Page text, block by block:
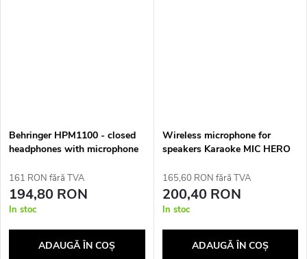
Behringer HPM1100 - closed
headphones with microphone
161 RON fără TVA
194,80 RON
In stoc
ADAUGĂ ÎN COŞ
Wireless microphone for
speakers Karaoke MIC HERO
165,60 RON fără TVA
200,40 RON
In stoc
ADAUGĂ ÎN COŞ